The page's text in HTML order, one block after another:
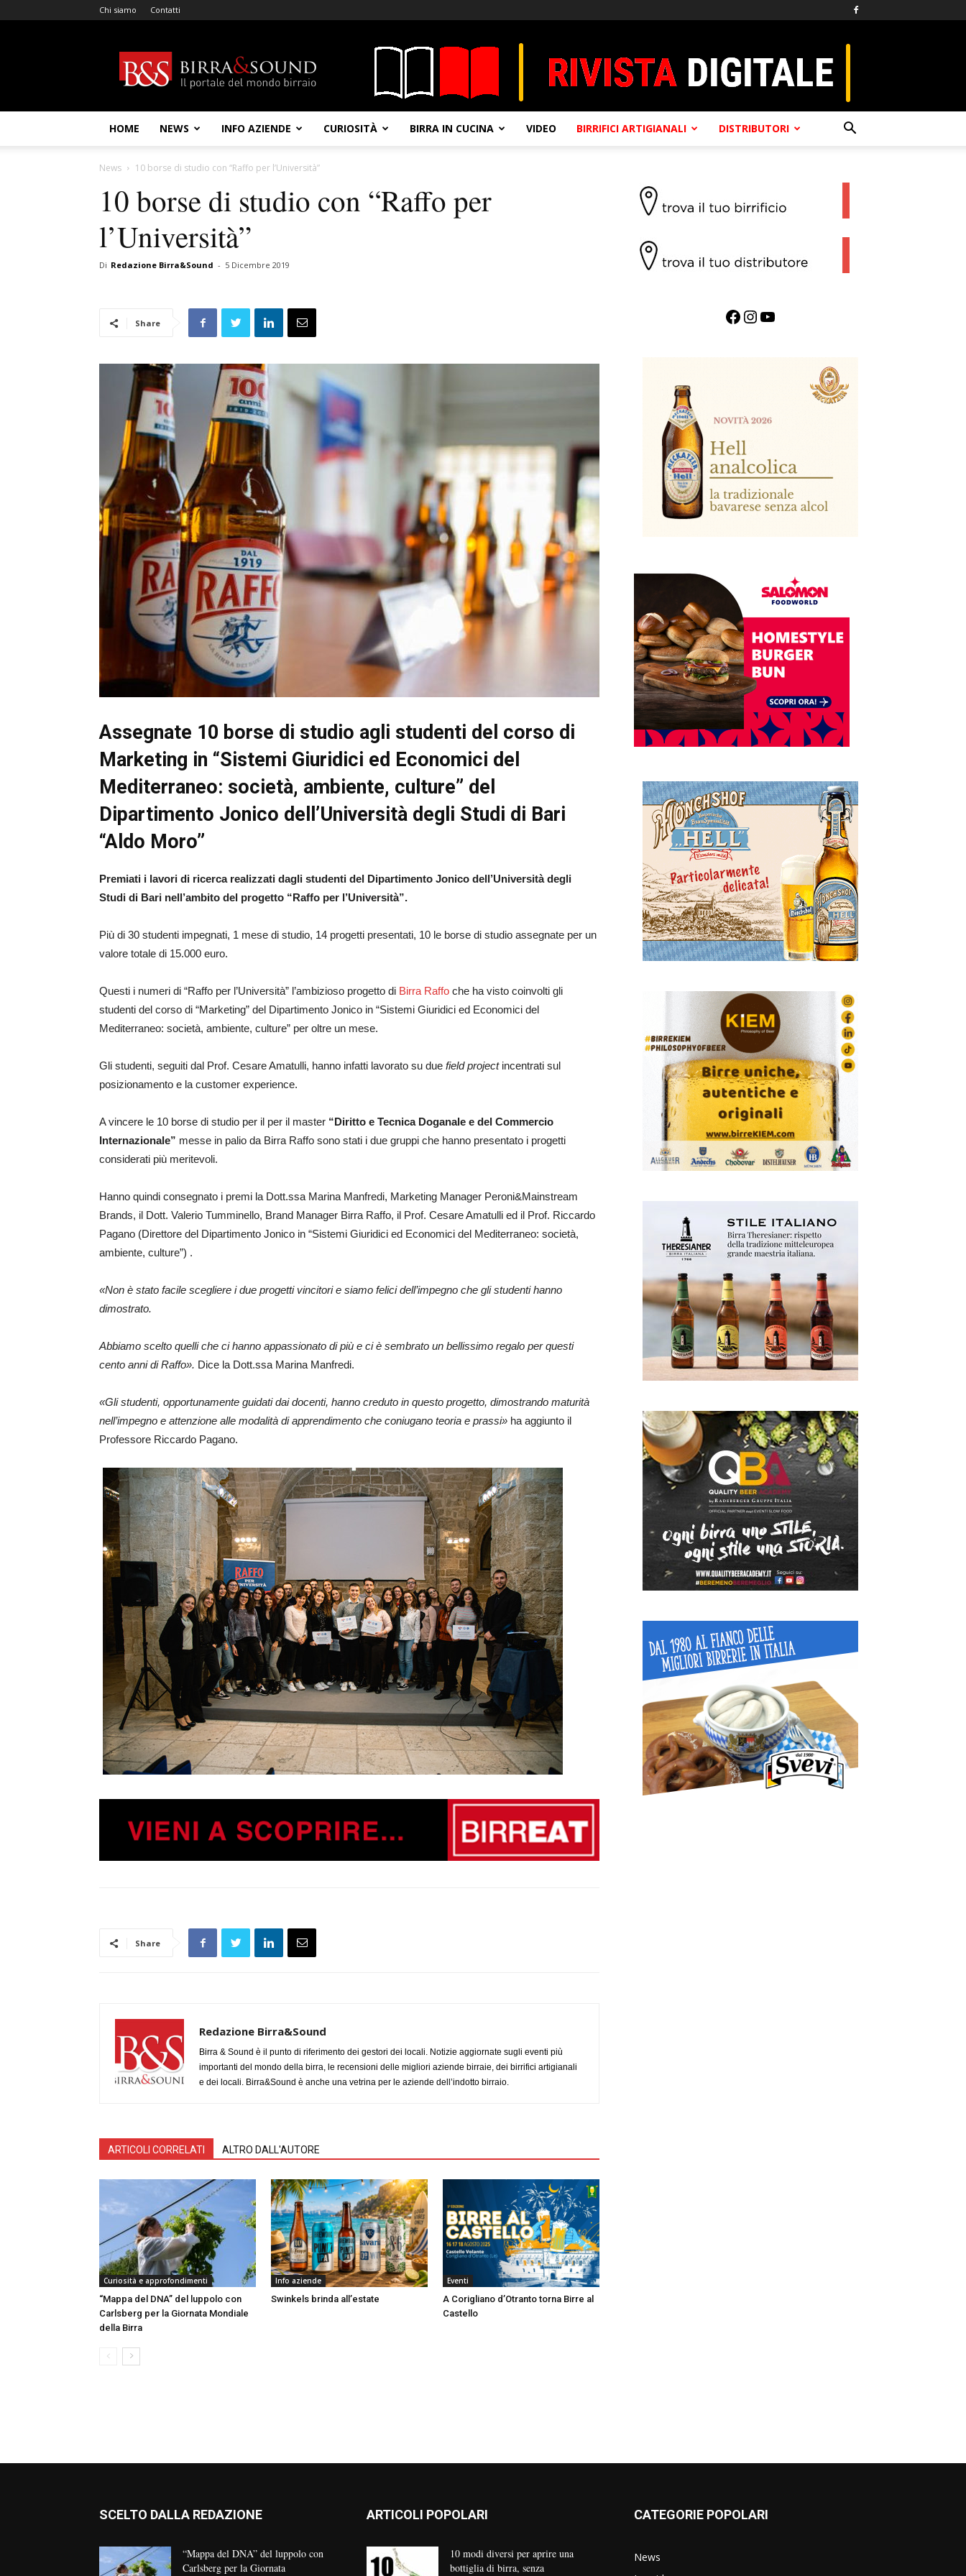
Chi siamo Contatti
&
Sound
HOME NEWS INFO AZIENDE CURIOSITÀ BIRRA IN CUCINA VIDEO BIRRIFICI ARTIGIANALI DISTRIBUTORI
News 10 borse di studio con “Raffo per l’Università”
10 borse di studio con “Raffo per
l’Università”
Di Redazione Birra&Sound - 5 Dicembre 2019
Share
Assegnate 10 borse di studio agli studenti del corso di
Marketing in “Sistemi Giuridici ed Economici del
Mediterraneo: società, ambiente, culture” del
Dipartimento Jonico dell’Università degli Studi di Bari
“Aldo Moro”
Premiati i lavori di ricerca realizzati dagli studenti del Dipartimento Jonico dell’Università degli
Studi di Bari nell’ambito del progetto “Raffo per l’Università”.
Più di 30 studenti impegnati, 1 mese di studio, 14 progetti presentati, 10 le borse di studio assegnate per un
valore totale di 15.000 euro.
Questi i numeri di “Raffo per l’Università” l’ambizioso progetto di Birra Raffo che ha visto coinvolti gli
studenti del corso di “Marketing” del Dipartimento Jonico in “Sistemi Giuridici ed Economici del
Mediterraneo: società, ambiente, culture” per oltre un mese.
Gli studenti, seguiti dal Prof. Cesare Amatulli, hanno infatti lavorato su due field project incentrati sul
posizionamento e la customer experience.
A vincere le 10 borse di studio per il per il master “Diritto e Tecnica Doganale e del Commercio
Internazionale” messe in palio da Birra Raffo sono stati i due gruppi che hanno presentato i progetti
considerati più meritevoli.
Hanno quindi consegnato i premi la Dott.ssa Marina Manfredi, Marketing Manager Peroni&Mainstream
Brands, il Dott. Valerio Tumminello, Brand Manager Birra Raffo, il Prof. Cesare Amatulli ed il Prof. Riccardo
Pagano (Direttore del Dipartimento Jonico in “Sistemi Giuridici ed Economici del Mediterraneo: società,
ambiente, culture”) .
«Non è stato facile scegliere i due progetti vincitori e siamo felici dell’impegno che gli studenti hanno
dimostrato.
Abbiamo scelto quelli che ci hanno appassionato di più e ci è sembrato un bellissimo regalo per questi
cento anni di Raffo». Dice la Dott.ssa Marina Manfredi.
«Gli studenti, opportunamente guidati dai docenti, hanno creduto in questo progetto, dimostrando maturità
nell’impegno e attenzione alle modalità di apprendimento che coniugano teoria e prassi» ha aggiunto il
Professore Riccardo Pagano.
Share
Redazione Birra&Sound
Birra & Sound è il punto di riferimento dei gestori dei locali. Notizie aggiornate sugli eventi più
importanti del mondo della birra, le recensioni delle migliori aziende birraie, dei birrifici artigianali
e dei locali. Birra&Sound è anche una vetrina per le aziende dell’indotto birraio.
ARTICOLI CORRELATI ALTRO DALL'AUTORE
Curiosità e approfondimenti
“Mappa del DNA” del luppolo con
Carlsberg per la Giornata Mondiale
della Birra
Info aziende
Swinkels brinda all’estate
Eventi
A Corigliano d’Otranto torna Birre al
Castello
Facebook InstagramYouTube
SCELTO DALLA REDAZIONE
“Mappa del DNA” del luppolo con
Carlsberg per la Giornata
ARTICOLI POPOLARI
10 modi diversi per aprire una
bottiglia di birra, senza
CATEGORIE POPOLARI
News